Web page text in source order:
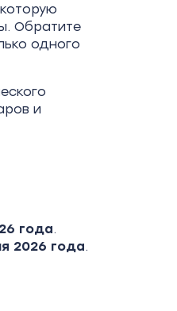
Обратите
одного
и
года.
2026 года.